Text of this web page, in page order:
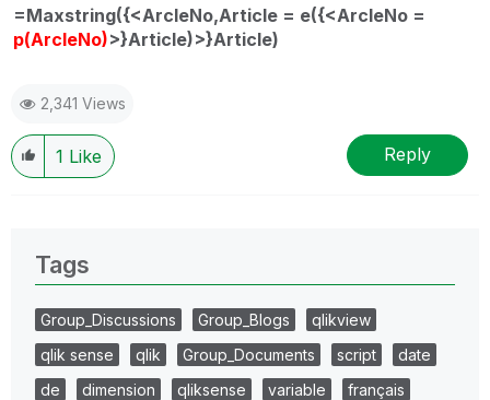
=Maxstring({<ArcleNo,Article = e({<ArcleNo =
p(ArcleNo)>}Article)>}Article)
2,341 Views
1 Like Reply
Tags
Group_Discussions Group_Blogs
qlikview
qlik sense
qlik Group_Documents script
date
de
dimension qliksense variable
français